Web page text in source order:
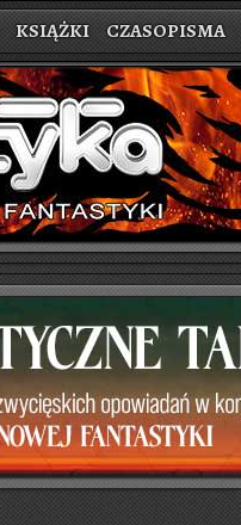
KSIĄŻKI CZASOPISMA